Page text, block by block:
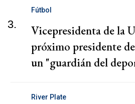
3.
Fútbol
Vicepresidenta de la
próximo presidente
un "guardián del
River Plate